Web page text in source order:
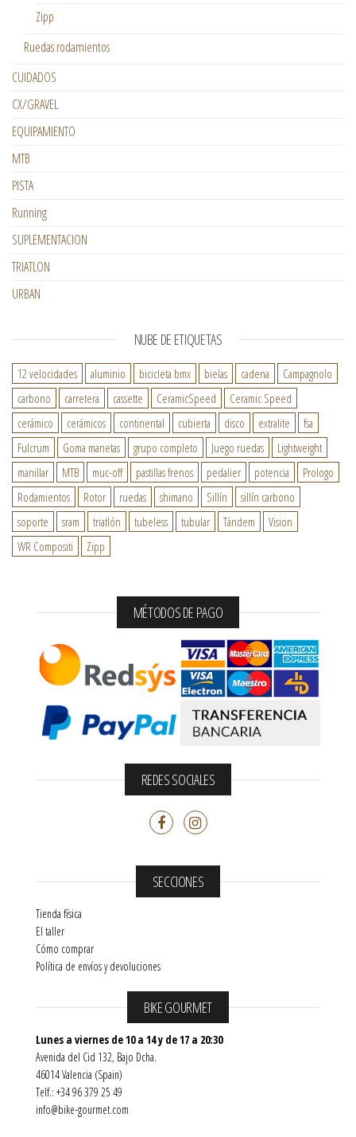
Zipp
Ruedas rodamientos
CUIDADOS
CX/GRAVEL
EQUIPAMIENTO
MTB
PISTA
Running
SUPLEMENTACION
TRIATLON
URBAN
NUBE DE ETIQUETAS
12 velocidades aluminio bicicleta bmx bielas cadena
Campagnolo
carbono
carretera cassette CeramicSpeed
Ceramic Speed
cerámico
cerámicos continental cubierta disco extralite
fsa
Fulcrum
Goma manetas grupo completo Juego ruedas
Lightweight
manillar
MTB muc-off pastillas frenos pedalier potencia
Prologo
Rodamientos
Rotor ruedas shimano Sillín
sillín carbono
soporte
sram triatlón tubeless tubular Tándem
Vision
WR Compositi
Zipp
MÉTODOS DE PAGO
REDES SOCIALES
SECCIONES
Tienda física
El taller
Cómo comprar
Política de envíos y devoluciones
BIKE GOURMET
Lunes a viernes de 10 a 14 y de 17 a 20:30
Avenida del Cid 132, Bajo Dcha.
46014 Valencia (Spain)
Telf.: +34 96 379 25 49
info@bike-gourmet.com